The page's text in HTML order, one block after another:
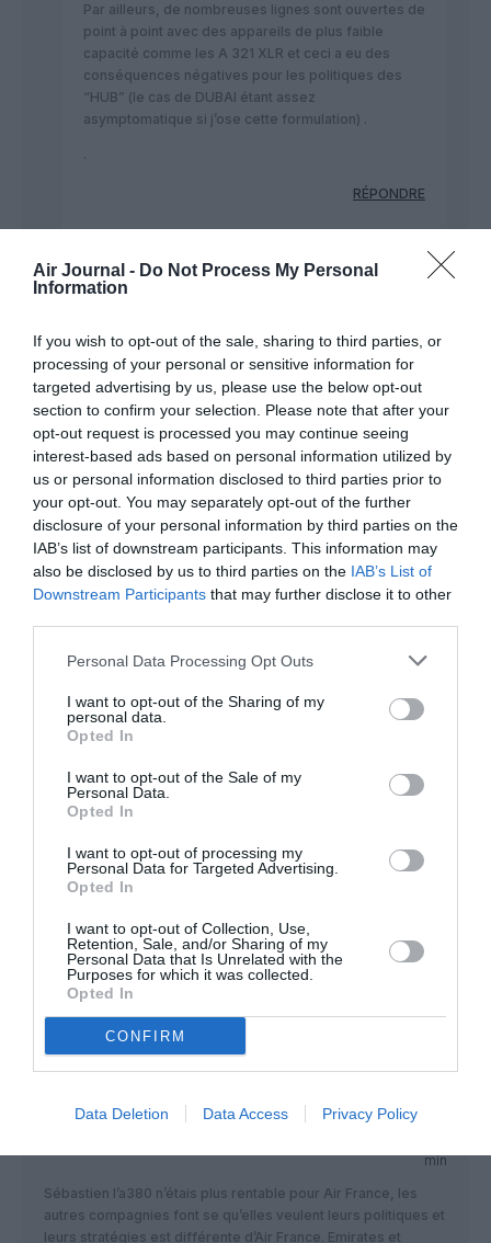
Air Journal - Do Not Process My Personal
Information
If you wish to opt-out of the sale, sharing to third parties, or
processing of your personal or sensitive information for
targeted advertising by us, please use the below opt-out
section to confirm your selection. Please note that after your
opt-out request is processed you may continue seeing
interest-based ads based on personal information utilized by
us or personal information disclosed to third parties prior to
your opt-out. You may separately opt-out of the further
disclosure of your personal information by third parties on the
IAB’s list of downstream participants. This information may
also be disclosed by us to third parties on the IAB’s List of
Downstream Participants that may further disclose it to other
Personal Data Processing Opt Outs
I want to opt-out of the Sharing of my
personal data.
Opted In
I want to opt-out of the Sale of my
Personal Data.
Opted In
I want to opt-out of processing my
Personal Data for Targeted Advertising.
Opted In
I want to opt-out of Collection, Use,
Retention, Sale, and/or Sharing of my
Personal Data that Is Unrelated with the
Purposes for which it was collected.
Opted In
CONFIRM
Data Deletion Data Access Privacy Policy
Par ailleurs, de nombreuses lignes sont ouvertes de
point à point avec des appareils de plus faible
capacité comme les A 321 XLR et ceci a eu des
conséquences négatives pour les politiques des
“HUB” (le cas de DUBAI étant assez
asymptomatique si j’ose cette formulation) .
.
RÉPONDRE
Sébastiena commenté :
30 octobre 2021 -
un grand besoin. Et que les
quadriréacteurs n’intéressent plus les
compagnies car trop gourmandes.
Tout comme il est plus facile de remplir
350pax toute l’année que 500pax
(seuleument les weekends et vacances)…
… Cependant la France étant très bien
placé en Europe, AIR FRANCE était l’une
voire l’Unique compagnie à pouvoir
occupé cet avion sur beaucoup de
destinations (celles cités plus haut).
Quand aux vols “point à point”, elles sont
destinés aux “autres compagnies”
(américaines et ex charters) pas Air
France.
h 14 min
Air France n’a jamais été capable d’être rentable
Alors je ne vois pas pourquoi elle aurait pu y arriver
demain, alors qu’elle en était incapable en pré
covid…
min
Sébastien l’a380 n’étais plus rentable pour Air France, les
autres compagnies font se qu’elles veulent leurs politiques et
leurs stratégies est différente d’Air France. Emirates et